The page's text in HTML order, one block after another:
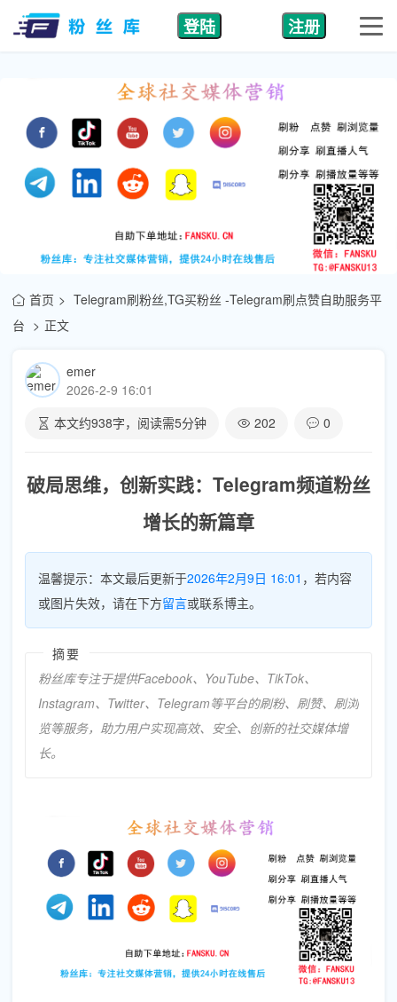
登陆 注册
首页
Telegram刷粉丝,TG买粉丝 -Telegram刷点赞自助服务平
台
正文
emer
2026-2-9 16:01
本文约938字，阅读需5分钟 202 0
破局思维，创新实践：Telegram频道粉丝
增长的新篇章
温馨提示：本文最后更新于2026年2月9日 16:01 ，若内容
或图片失效，请在下方留言或联系博主。
摘要
粉丝库专注于提供Facebook、YouTube、TikTok、
Instagram、Twitter、Telegram等平台的刷粉、刷赞、刷浏
览等服务，助力用户实现高效、安全、创新的社交媒体增
长。